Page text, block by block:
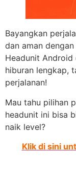
Bayangkan
dan aman
Headunit
hiburan lengkap,
perjalanan!
Mau tahu pilihan
headunit ini bisa
naik level?
Klik di sini